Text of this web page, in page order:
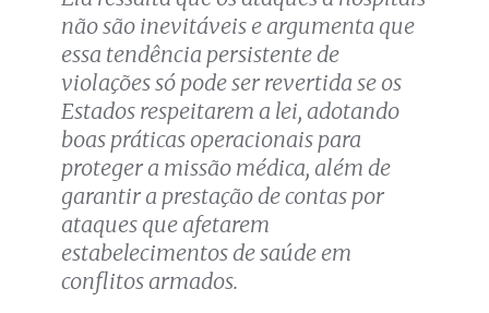
não são inevitáveis e argumenta que
essa tendência persistente de
violações só pode ser revertida se os
Estados respeitarem a lei, adotando
boas práticas operacionais para
proteger a missão médica, além de
garantir a prestação de contas por
ataques que afetarem
estabelecimentos de saúde em
conflitos armados.